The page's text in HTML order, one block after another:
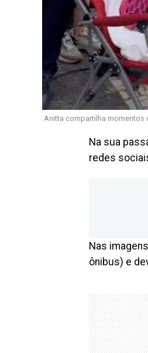
Anitta compartilha momentos
Na sua
redes
Nas
ônibus) e